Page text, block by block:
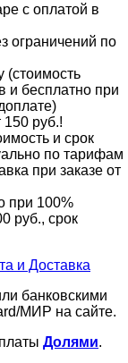
с оплатой в
ограничений по
(стоимость
и бесплатно при
150 руб.!
и срок
по тарифам
при заказе от
при 100%
руб., срок
и Доставка
банковскими
МИР на сайте.
Долями.